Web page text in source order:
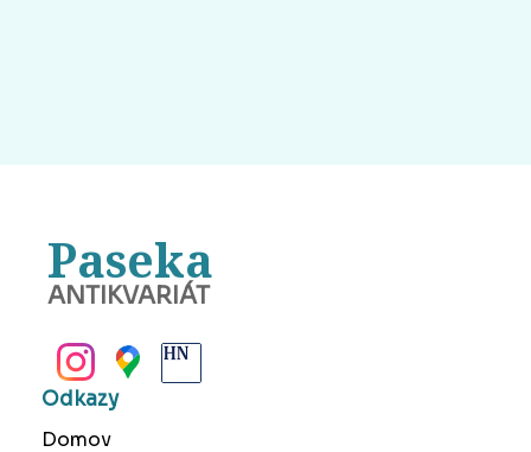
Paseka
ANTIKVARIÁT
Odkazy
Domov